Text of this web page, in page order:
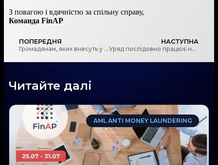
З повагою і вдячністю за спільну справу,
Команда FinAP
ПОПЕРЕДНЯ
Громадянам, яких внесуть у Реєстр дропів, обмежать кількість фінансових операцій
НАСТУПНА
Уряд послідовно працює над створенням регульованого ринку віртуальних активів
Читайте далі
AML ANTI MONEY LAUNDERING